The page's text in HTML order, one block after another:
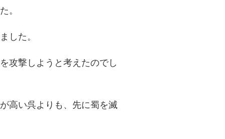
。
した。
攻撃しようと考えたのでし
高い呉よりも、先に蜀を滅